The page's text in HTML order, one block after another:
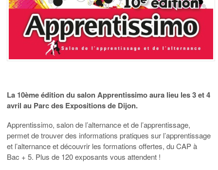
La 10ème édition du salon Apprentissimo aura lieu les 3 et 4
avril au Parc des Expositions de Dijon.
Apprentissimo, salon de l’alternance et de l’apprentissage,
permet de trouver des informations pratiques sur l’apprentissage
et l’alternance et découvrir les formations offertes, du CAP à
Bac + 5. Plus de 120 exposants vous attendent !